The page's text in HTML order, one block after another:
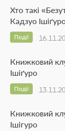
Хто такі
Кадзуо
Події
Книжковий
Ішіґуро
Події
Книжковий
Ішігуро